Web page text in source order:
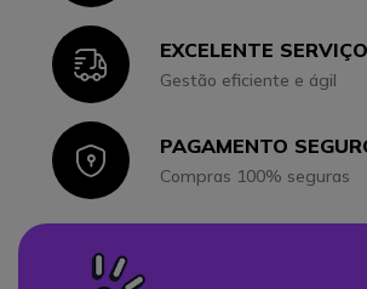
IconEXCELENTE
Gestão eficiente e ágil
IconPAGAMENTO
Compras 100% seguras